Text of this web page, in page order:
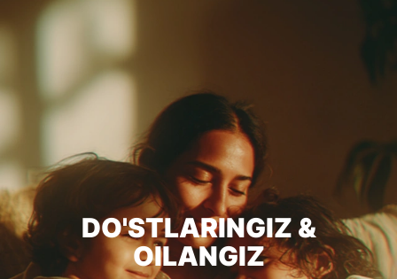
DO'STLARINGIZ &
OILANGIZ